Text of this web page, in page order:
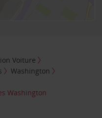
Voiture
Washington
Washington